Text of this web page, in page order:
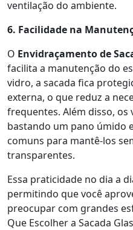
ventilação do ambiente.
6. Facilidade na
O Envidraçamento de
facilita a manutenção do
vidro, a sacada fica
externa, o que reduz a
frequentes. Além disso, os
bastando um pano úmido
comuns para mantê-los
transparentes.
Essa praticidade no dia a
permitindo que você
preocupar com grandes
Que Escolher a Sacada